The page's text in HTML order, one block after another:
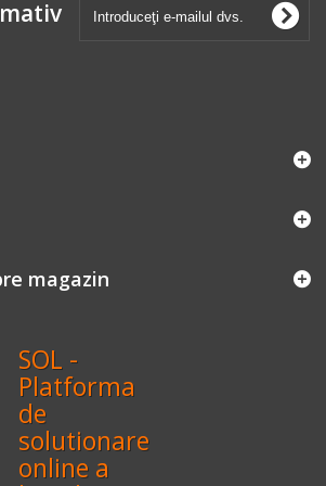
magazin
SOL -
Platforma
de
solutionare
online a